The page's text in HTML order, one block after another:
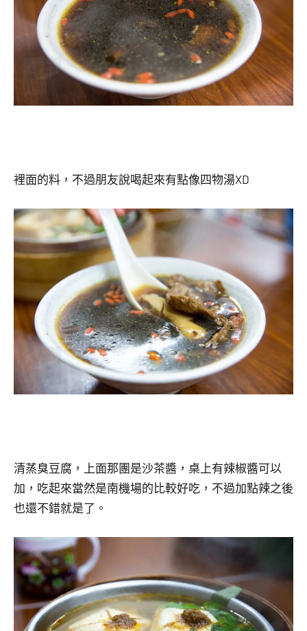
裡面的料，不過朋友說喝起來有點像四物湯XD
清蒸臭豆腐，上面那團是沙茶醬，桌上有辣椒醬可以
加，吃起來當然是南機場的比較好吃，不過加點辣之後
也還不錯就是了。